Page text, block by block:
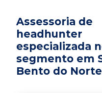
Assessoria de
headhunter
especializada
segmento em
Bento do Norte